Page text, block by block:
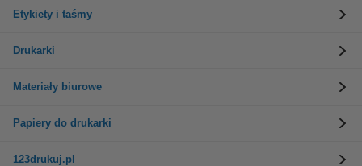
Etykiety i taśmy
Drukarki
Materiały biurowe
Papiery do drukarki
123drukuj.pl